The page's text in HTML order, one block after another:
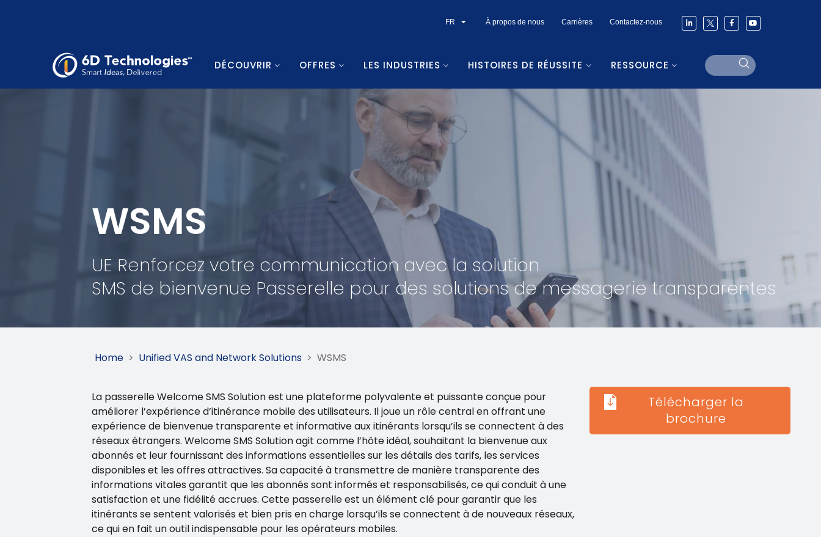
FR À propos de nous Carrières Contactez-nous
DÉCOUVRIR OFFRES LES INDUSTRIES HISTOIRES DE RÉUSSITE RESSOURCE
WSMS
UE Renforcez votre communication avec la solution
SMS de bienvenue Passerelle pour des solutions de messagerie transparentes
Home > Unified VAS and Network Solutions > WSMS
La passerelle Welcome SMS Solution est une plateforme polyvalente et puissante conçue pour
améliorer l’expérience d’itinérance mobile des utilisateurs. Il joue un rôle central en offrant une
expérience de bienvenue transparente et informative aux itinérants lorsqu’ils se connectent à des
réseaux étrangers. Welcome SMS Solution agit comme l’hôte idéal, souhaitant la bienvenue aux
abonnés et leur fournissant des informations essentielles sur les détails des tarifs, les services
disponibles et les offres attractives. Sa capacité à transmettre de manière transparente des
informations vitales garantit que les abonnés sont informés et responsabilisés, ce qui conduit à une
satisfaction et une fidélité accrues. Cette passerelle est un élément clé pour garantir que les
itinérants se sentent valorisés et bien pris en charge lorsqu’ils se connectent à de nouveaux réseaux,
ce qui en fait un outil indispensable pour les opérateurs mobiles.
Télécharger la
brochure